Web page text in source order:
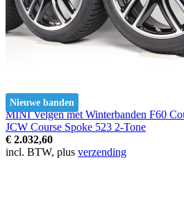
Nieuwe banden
MINI Velgen met Winterbanden F60
JCW Course Spoke 523 2-Tone
€ 2.032,60
incl. BTW, plus verzending